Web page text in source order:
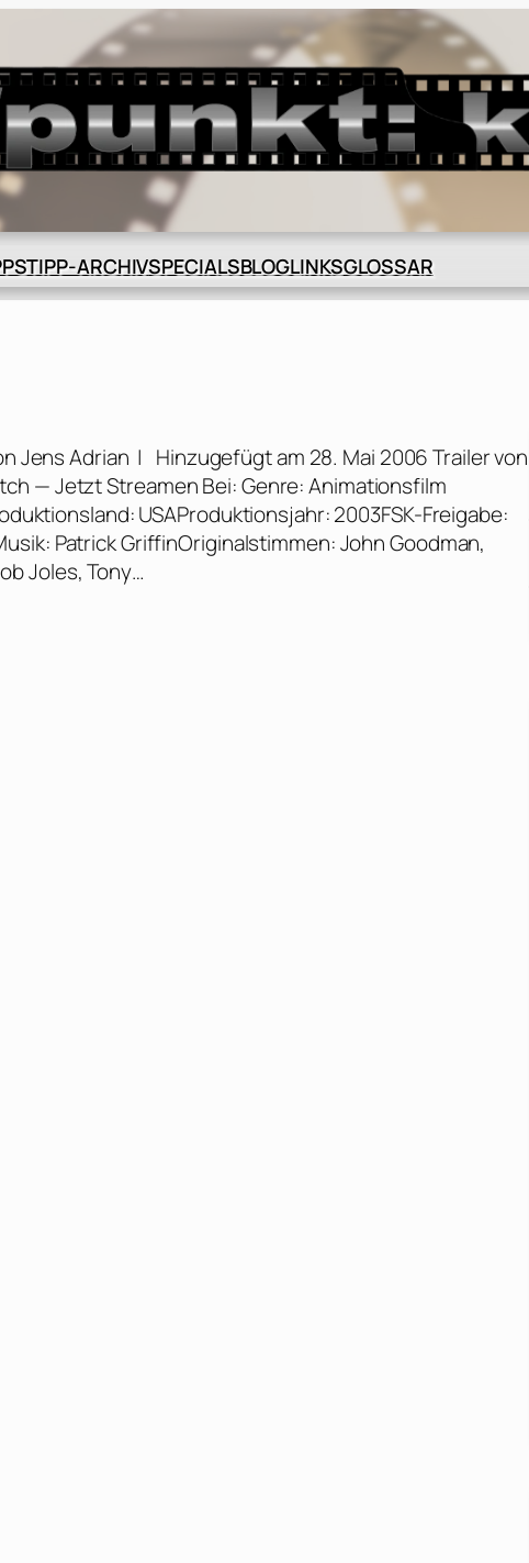
TIPP-ARCHIVSPECIALSBLOGLINKSGLOSSAR
Adrian | Hinzugefügt am 28. Mai 2006 Trailer von
— Jetzt Streamen Bei: Genre: Animationsfilm
USAProduktionsjahr: 2003FSK-Freigabe:
Patrick GriffinOriginalstimmen: John Goodman,
Joles, Tony…